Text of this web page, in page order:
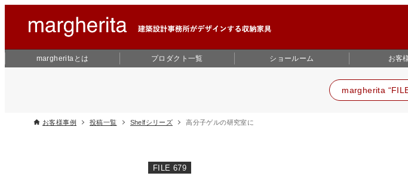
margheritaとは プロダクト一覧 ショールーム お客
margherita
お客様事例 投稿一覧 Shelfシリーズ 高分子ゲルの研究室に
FILE 679